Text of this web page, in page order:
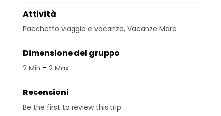
Attività
Pacchetto viaggio e vacanza, Vacanze Mare
Dimensione del gruppo
2 Min - 2 Max
Recensioni
Be the first to review this trip